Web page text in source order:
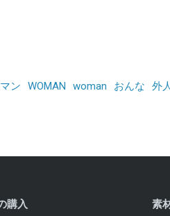
ン WOMAN woman おんな 外人
購入 素